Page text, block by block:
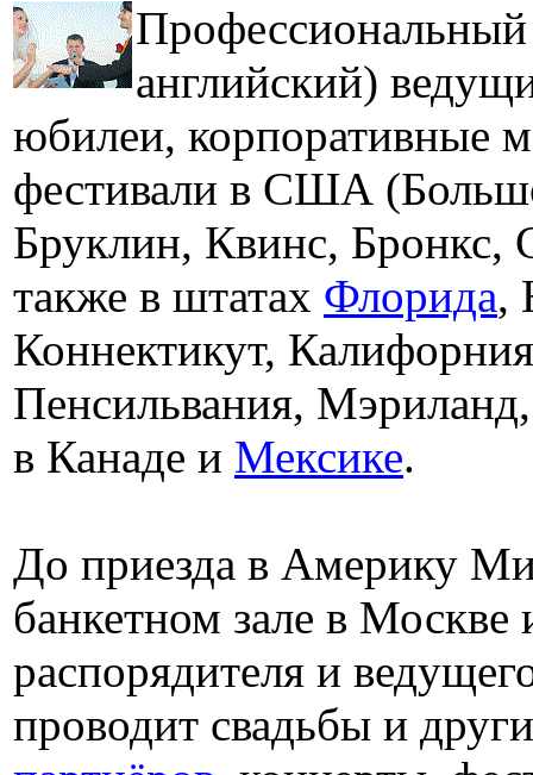
английский)
юбилеи, корпоративные
фестивали в США
Бруклин, Квинс, Бронкс,
также в штатах Флорида,
Коннектикут,
Пенсильвания,
в Канаде и Мексике.
До приезда в Америку
банкетном зале в Москве
распорядителя и
проводит свадьбы и